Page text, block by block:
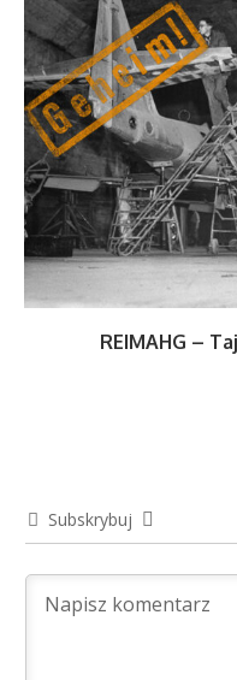
REIMAHG –
Subskrybuj